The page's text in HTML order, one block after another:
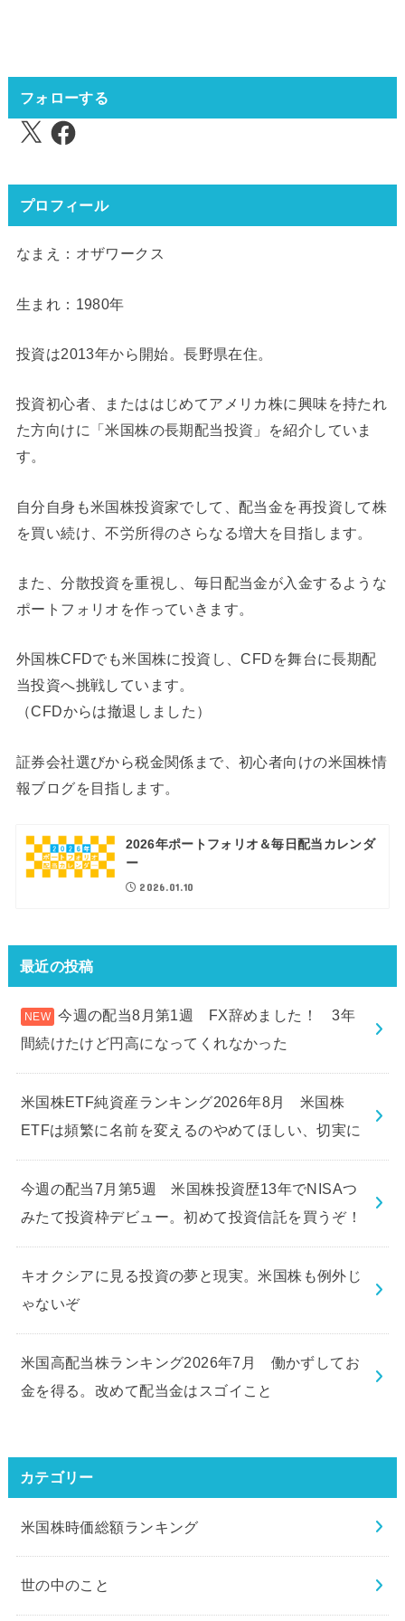
フォローする
X Facebook
プロフィール
なまえ：オザワークス
生まれ：1980年
投資は2013年から開始。長野県在住。
投資初心者、またははじめてアメリカ株に興味を持たれ
た方向けに「米国株の長期配当投資」を紹介していま
す。
自分自身も米国株投資家でして、配当金を再投資して株
を買い続け、不労所得のさらなる増大を目指します。
また、分散投資を重視し、毎日配当金が入金するような
ポートフォリオを作っていきます。
外国株CFDでも米国株に投資し、CFDを舞台に長期配
当投資へ挑戦しています。
（CFDからは撤退しました）
証券会社選びから税金関係まで、初心者向けの米国株情
報ブログを目指します。
2026年ポートフォリオ＆毎日配当カレンダ
ー
2026.01.10
最近の投稿
今週の配当8月第1週 FX辞めました！ 3年
間続けたけど円高になってくれなかった
米国株ETF純資産ランキング2026年8月 米国株
ETFは頻繁に名前を変えるのやめてほしい、切実に
今週の配当7月第5週 米国株投資歴13年でNISAつ
みたて投資枠デビュー。初めて投資信託を買うぞ！
キオクシアに見る投資の夢と現実。米国株も例外じ
ゃないぞ
米国高配当株ランキング2026年7月 働かずしてお
金を得る。改めて配当金はスゴイこと
カテゴリー
米国株時価総額ランキング
世の中のこと